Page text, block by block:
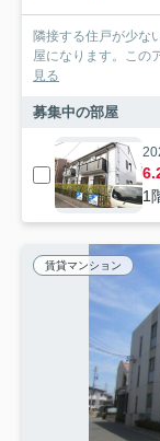
隣接する住戸が少な
屋になります。この
見る
募集中の部屋
1
賃貸マンション